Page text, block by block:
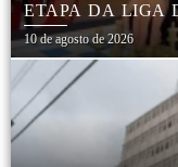
ETAPA DA LIGA
10 de agosto de 2026